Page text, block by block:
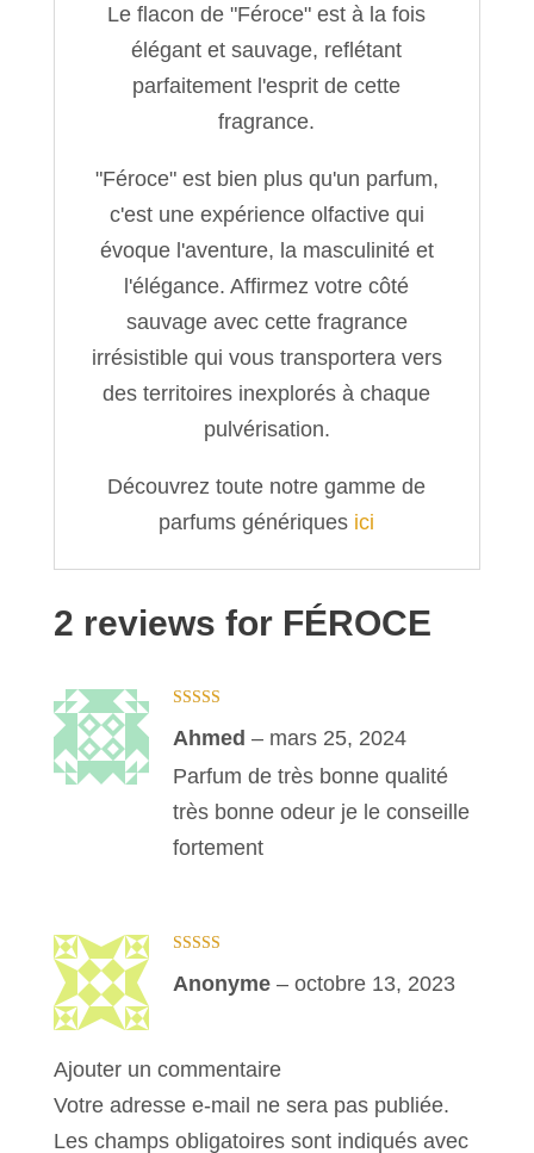
Le flacon de "Féroce" est à la fois
élégant et sauvage, reflétant
parfaitement l'esprit de cette
fragrance.
"Féroce" est bien plus qu'un parfum,
c'est une expérience olfactive qui
évoque l'aventure, la masculinité et
l'élégance. Affirmez votre côté
sauvage avec cette fragrance
irrésistible qui vous transportera vers
des territoires inexplorés à chaque
pulvérisation.
Découvrez toute notre gamme de
parfums génériques ici
2 reviews for FÉROCE
Ahmed – mars 25, 2024
Parfum de très bonne qualité
très bonne odeur je le conseille
fortement
Anonyme – octobre 13, 2023
Ajouter un commentaire
Votre adresse e-mail ne sera pas publiée.
Les champs obligatoires sont indiqués avec